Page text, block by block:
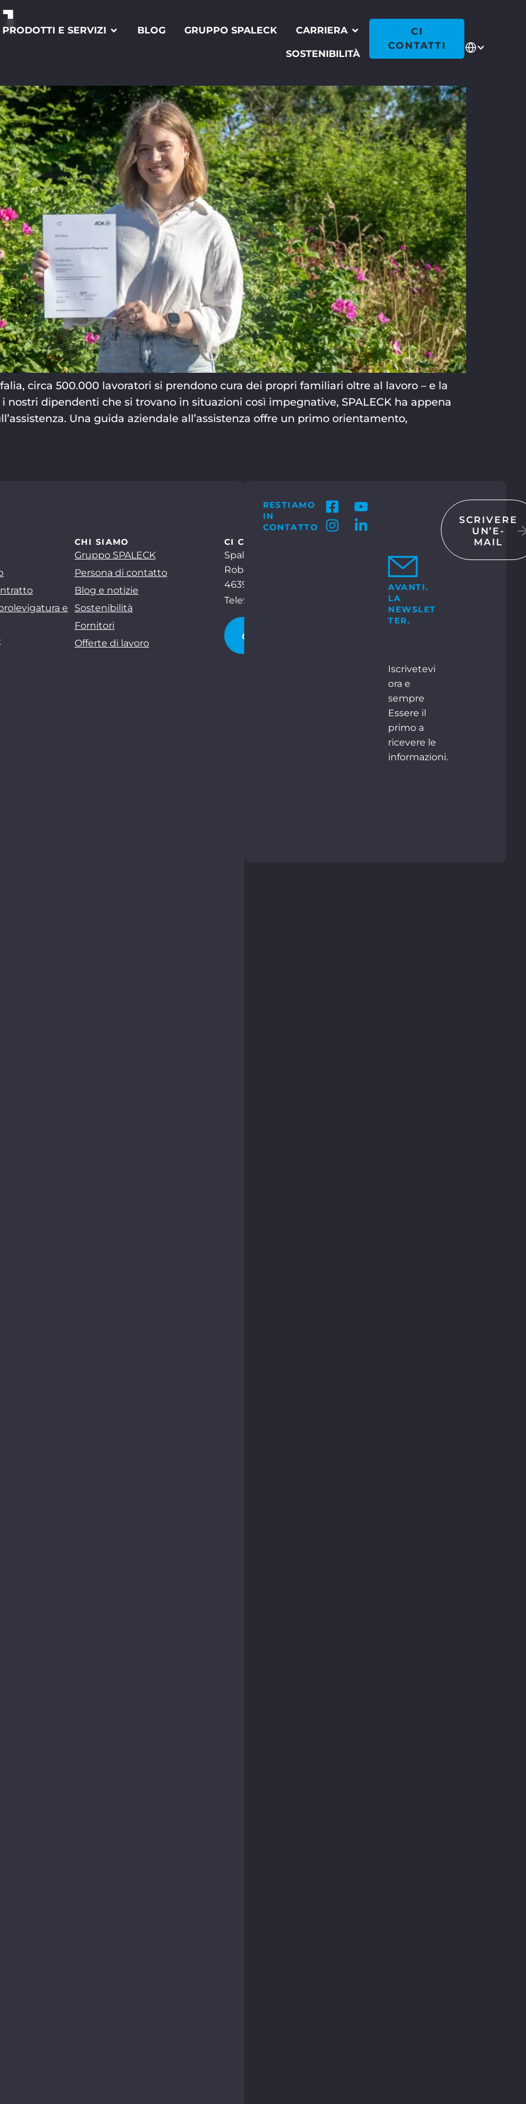
PRODOTTI E SERVIZI BLOG GRUPPO SPALECK CARRIERA
SOSTENIBILITÀ
CI
CONTATTI
circa 500.000 lavoratori si prendono cura dei propri familiari oltre al lavoro – e la
nostri dipendenti che si trovano in situazioni così impegnative, SPALECK ha appena
Una guida aziendale all’assistenza offre un primo orientamento,
e
CHI SIAMO
Gruppo SPALECK
Persona di contatto
Blog e notizie
Sostenibilità
Fornitori
Offerte di lavoro
CI CONTATTI
Spaleck GmbH & Co. KG
Robert-Bosch-Str. 15
46397 Bocholt
Telefono:
CI CONTATTI
RESTIAMO
IN
CONTATTO
AVANTI.
LA
NEWSLET
TER.
Iscrivetevi
ora e
sempre
Essere il
primo a
ricevere le
informazioni.
SCRIVERE
UN’E-
MAIL